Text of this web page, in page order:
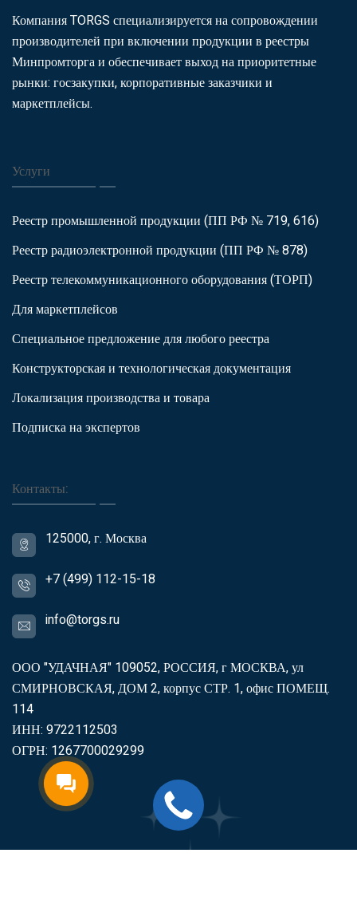
Компания TORGS специализируется на сопровождении
производителей при включении продукции в реестры
Минпромторга и обеспечивает выход на приоритетные
рынки: госзакупки, корпоративные заказчики и
маркетплейсы.
Услуги
Реестр промышленной продукции (ПП РФ № 719, 616)
Реестр радиоэлектронной продукции (ПП РФ № 878)
Реестр телекоммуникационного оборудования (ТОРП)
Для маркетплейсов
Специальное предложение для любого реестра
Конструкторская и технологическая документация
Локализация производства и товара
Подписка на экспертов
Контакты:
125000, г. Москва
+7 (499) 112-15-18
info@torgs.ru
ООО "УДАЧНАЯ" 109052, РОССИЯ, г МОСКВА, ул
СМИРНОВСКАЯ, ДОМ 2, корпус СТР. 1, офис ПОМЕЩ.
114
ИНН: 9722112503
ОГРН: 1267700029299